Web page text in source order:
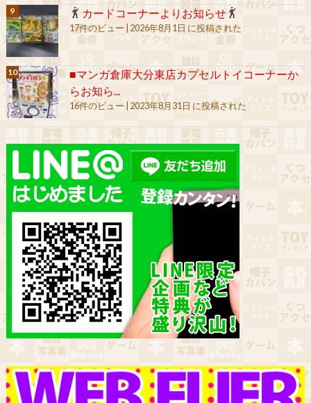
カードコーナーよりお知らせ
17件のビュー | 2026年8月1日 に投稿された
■マンガ倉庫大分東店カプセルトイコーナーか
らお知ら...
16件のビュー |2023年8月31日 に投稿された